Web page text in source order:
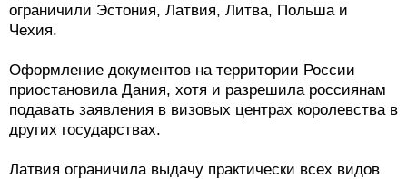
ограничили Эстония, Латвия, Литва, Польша и
Чехия.
Оформление документов на территории России
приостановила Дания, хотя и разрешила россиянам
подавать заявления в визовых центрах королевства в
других государствах.
Латвия ограничила выдачу практически всех видов